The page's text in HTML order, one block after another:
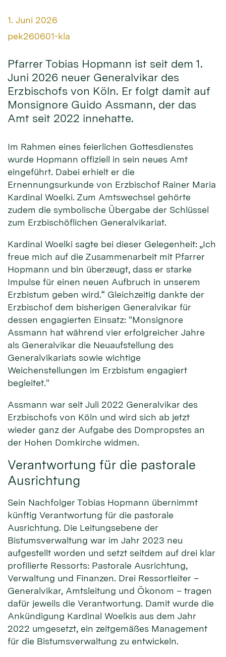
Datum:
1. Juni 2026
Von:
pek260601-kla
Pfarrer Tobias Hopmann ist seit dem 1.
Juni 2026 neuer Generalvikar des
Erzbischofs von Köln. Er folgt damit auf
Monsignore Guido Assmann, der das
Amt seit 2022 innehatte.
Im Rahmen eines feierlichen Gottesdienstes
wurde Hopmann offiziell in sein neues Amt
eingeführt. Dabei erhielt er die
Ernennungsurkunde von Erzbischof Rainer Maria
Kardinal Woelki. Zum Amtswechsel gehörte
zudem die symbolische Übergabe der Schlüssel
zum Erzbischöflichen Generalvikariat.
Kardinal Woelki sagte bei dieser Gelegenheit: „Ich
freue mich auf die Zusammenarbeit mit Pfarrer
Hopmann und bin überzeugt, dass er starke
Impulse für einen neuen Aufbruch in unserem
Erzbistum geben wird.“ Gleichzeitig dankte der
Erzbischof dem bisherigen Generalvikar für
dessen engagierten Einsatz: "Monsignore
Assmann hat während vier erfolgreicher Jahre
als Generalvikar die Neuaufstellung des
Generalvikariats sowie wichtige
Weichenstellungen im Erzbistum engagiert
begleitet."
Assmann war seit Juli 2022 Generalvikar des
Erzbischofs von Köln und wird sich ab jetzt
wieder ganz der Aufgabe des Dompropstes an
der Hohen Domkirche widmen.
Verantwortung für die pastorale
Ausrichtung
Sein Nachfolger Tobias Hopmann übernimmt
künftig Verantwortung für die pastorale
Ausrichtung. Die Leitungsebene der
Bistumsverwaltung war im Jahr 2023 neu
aufgestellt worden und setzt seitdem auf drei klar
profilierte Ressorts: Pastorale Ausrichtung,
Verwaltung und Finanzen. Drei Ressortleiter –
Generalvikar, Amtsleitung und Ökonom – tragen
dafür jeweils die Verantwortung. Damit wurde die
Ankündigung Kardinal Woelkis aus dem Jahr
2022 umgesetzt, ein zeitgemäßes Management
für die Bistumsverwaltung zu entwickeln.